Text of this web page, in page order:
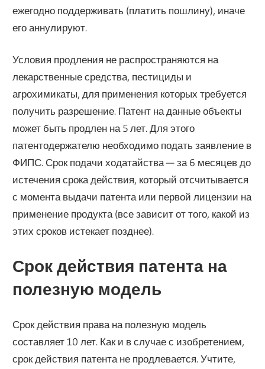
ежегодно поддерживать (платить пошлину), иначе
его аннулируют.
Условия продления не распространяются на
лекарственные средства, пестициды и
агрохимикаты, для применения которых требуется
получить разрешение. Патент на данные объекты
может быть продлен на 5 лет. Для этого
патентодержателю необходимо подать заявление в
ФИПС. Срок подачи ходатайства — за 6 месяцев до
истечения срока действия, который отсчитывается
с момента выдачи патента или первой лицензии на
применение продукта (все зависит от того, какой из
этих сроков истекает позднее).
Срок действия патента на
полезную модель
Срок действия права на полезную модель
составляет 10 лет. Как и в случае с изобретением,
срок действия патента не продлевается. Учтите,